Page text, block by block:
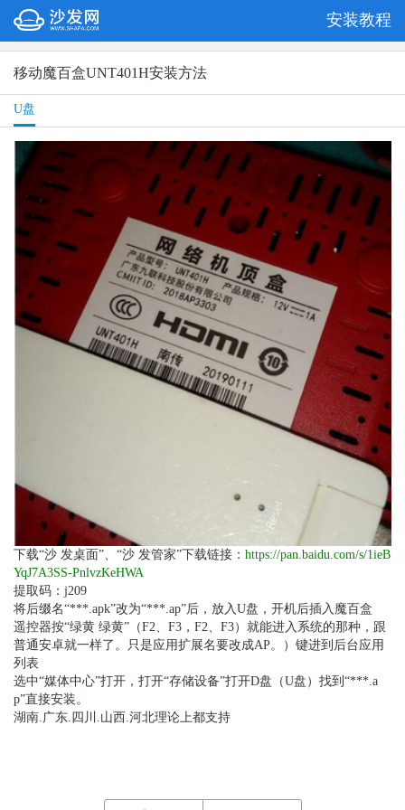
安装教程
移动魔百盒UNT401H安装方法
U盘
下载“沙 发桌面”、“沙 发管家”下载链接： https://pan.baidu.com/s/1ieB
YqJ7A3SS-PnlvzKeHWA
提取码：j209
将后缀名“***.apk”改为“***.ap”后，放入U盘，开机后插入魔百盒
遥控器按“绿黄 绿黄”（F2、F3，F2、F3）就能进入系统的那种，跟
普通安卓就一样了。只是应用扩展名要改成AP。
）键进到后台应用
列表
选中“媒体中心”打开，打开“存储设备”打开D盘（U盘）找到“***.a
p”直接安装。
湖南 .广东.四川.山西.河北理论上都支持